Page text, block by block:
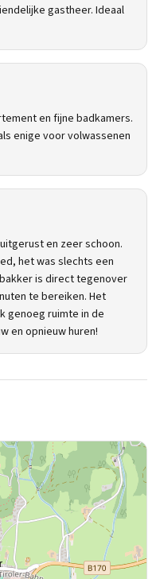
gastheer. Ideaal
en fijne badkamers.
enige voor volwassenen
en zeer schoon.
het was slechts een
is direct tegenover
te bereiken. Het
genoeg ruimte in de
en opnieuw huren!